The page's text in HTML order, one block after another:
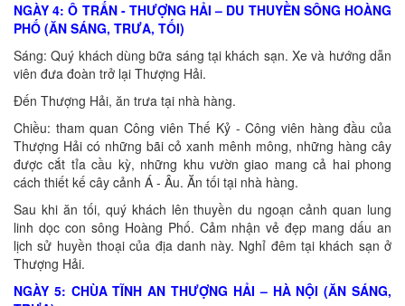
NGÀY 4: Ô TRẤN - THƯỢNG HẢI – DU THUYỀN SÔNG HOÀNG
PHỐ (ĂN SÁNG, TRƯA, TỐI)
Sáng: Quý khách dùng bữa sáng tại khách sạn. Xe và hướng dẫn
viên đưa đoàn trở lại Thượng Hải.
Đến Thượng Hải, ăn trưa tại nhà hàng.
Chiều: tham quan Công viên Thế Kỷ - Công viên hàng đầu của
Thượng Hải có những bãi cỏ xanh mênh mông, những hàng cây
được cắt tỉa cầu kỳ, những khu vườn giao mang cả hai phong
cách thiết kế cây cảnh Á - Âu. Ăn tối tại nhà hàng.
Sau khi ăn tối, quý khách lên thuyền du ngoạn cảnh quan lung
linh dọc con sông Hoàng Phố. Cảm nhận vẻ đẹp mang dấu an
lịch sử huyền thoại của địa danh này. Nghỉ đêm tại khách sạn ở
Thượng Hải.
NGÀY 5: CHÙA TĨNH AN THƯỢNG HẢI – HÀ NỘI (ĂN SÁNG,